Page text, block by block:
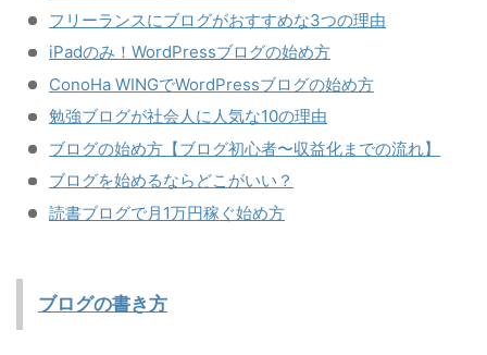
フリーランスにブログがおすすめな3つの理由
iPadのみ！WordPressブログの始め方
ConoHa WINGでWordPressブログの始め方
勉強ブログが社会人に人気な10の理由
ブログの始め方【ブログ初心者〜収益化までの流れ】
ブログを始めるならどこがいい？
読書ブログで月1万円稼ぐ始め方
ブログの書き方